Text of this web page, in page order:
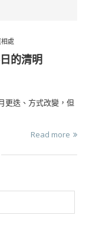
處
的清明
更迭、方式改變，但
Read more